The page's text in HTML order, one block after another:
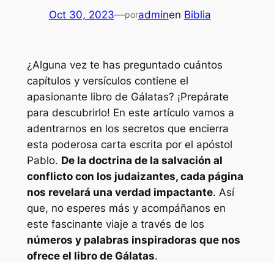
Oct 30, 2023—poradminen Biblia
¿Alguna vez te has preguntado cuántos
capítulos y versículos contiene el
apasionante libro de Gálatas? ¡Prepárate
para descubrirlo! En este artículo vamos a
adentrarnos en los secretos que encierra
esta poderosa carta escrita por el apóstol
Pablo. De la doctrina de la salvación al
conflicto con los judaizantes, cada página
nos revelará una verdad impactante. Así
que, no esperes más y acompáñanos en
este fascinante viaje a través de los
números y palabras inspiradoras que nos
ofrece el libro de Gálatas.